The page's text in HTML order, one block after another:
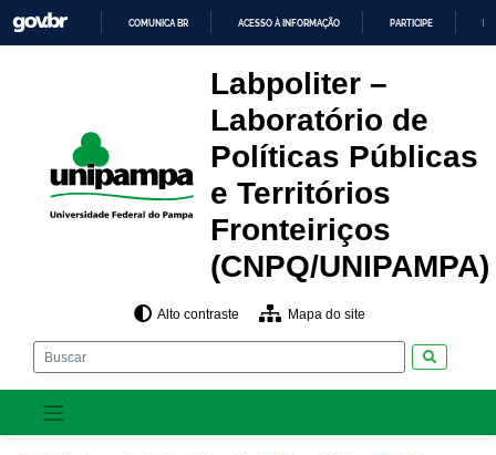
para
o
O
CONTEÚDO
COMUNICA BR ACESSO À INFORMAÇÃO PARTICIPE
Labpoliter –
Laboratório de
Políticas Públicas
e Territórios
Fronteiriços
(CNPQ/UNIPAMPA)
Alto contraste Mapa do site